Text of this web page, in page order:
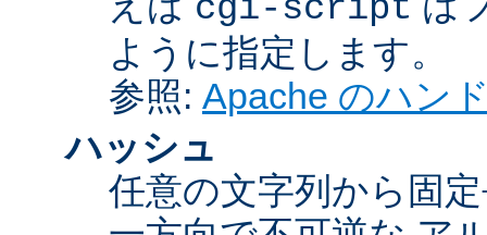
cgi-script
ように指定します。
参照: Apache のハン
ハッシュ
任意の文字列から固